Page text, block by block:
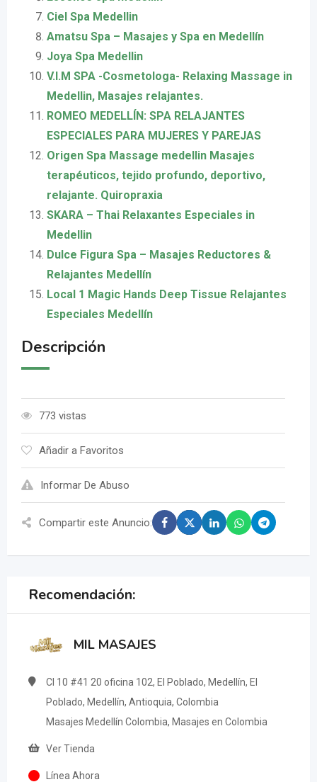
Ciel Spa Medellin
Amatsu Spa – Masajes y Spa en Medellín
Joya Spa Medellin
V.I.M SPA -Cosmetologa- Relaxing Massage in
Medellin, Masajes relajantes.
ROMEO MEDELLÍN: SPA RELAJANTES
ESPECIALES PARA MUJERES Y PAREJAS
Origen Spa Massage medellin Masajes
terapéuticos, tejido profundo, deportivo,
relajante. Quiropraxia
SKARA – Thai Relaxantes Especiales in
Medellin
Dulce Figura Spa – Masajes Reductores &
Relajantes Medellín
Local 1 Magic Hands Deep Tissue Relajantes
Especiales Medellín
Descripción
773 vistas
Añadir a Favoritos
Informar De Abuso
Compartir este Anuncio:
Recomendación:
MIL MASAJES
Cl 10 #41 20 oficina 102, El Poblado, Medellín, El
Poblado, Medellín, Antioquia, Colombia
Masajes Medellín Colombia, Masajes en Colombia
Ver Tienda
Línea Ahora